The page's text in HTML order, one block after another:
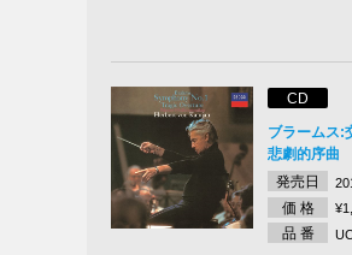
CD
ブラームス:
悲劇的序曲
発売日
価 格
品 番